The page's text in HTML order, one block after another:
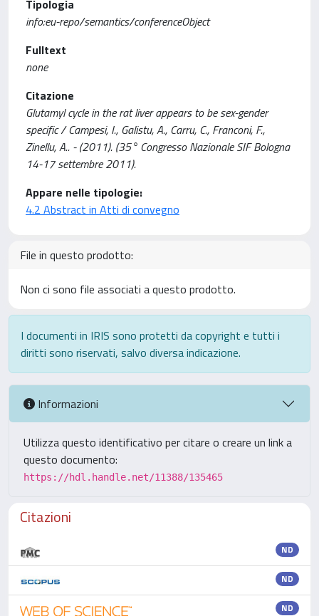
Tipologia
info:eu-repo/semantics/conferenceObject
Fulltext
none
Citazione
Glutamyl cycle in the rat liver appears to be sex-gender
specific / Campesi, I., Galistu, A., Carru, C., Franconi, F.,
Zinellu, A.. - (2011). (35° Congresso Nazionale SIF Bologna
14-17 settembre 2011).
Appare nelle tipologie:
4.2 Abstract in Atti di convegno
File in questo prodotto:
Non ci sono file associati a questo prodotto.
I documenti in IRIS sono protetti da copyright e tutti i
diritti sono riservati, salvo diversa indicazione.
Informazioni
Utilizza questo identificativo per citare o creare un link a
questo documento:
https://hdl.handle.net/11388/135465
Citazioni
ND
ND
ND